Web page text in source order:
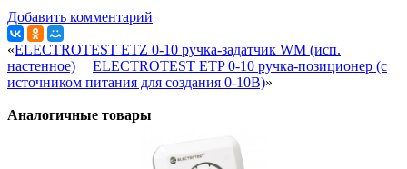
Добавить комментарий
«ELECTROTEST ETZ 0-10 ручка-задатчик WM (исп.
настенное) | ELECTROTEST ETP 0-10 ручка-позиционер (с
источником питания для создания 0-10В)»
Аналогичные товары